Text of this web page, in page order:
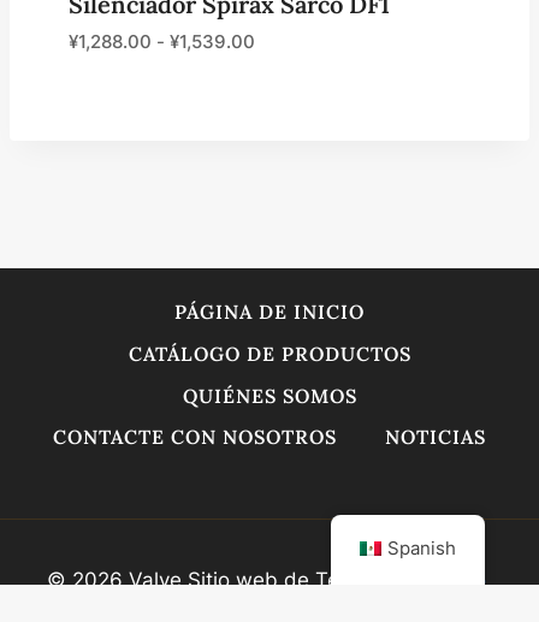
¥1,288.00 - ¥1,539.00
PÁGINA DE INICIO
CATÁLOGO DE PRODUCTOS
QUIÉNES SOMOS
CONTACTE CON NOSOTROS
NOTICIAS
© 2026 Valve Sitio web de Tesco
Min ICP No.
Spanish